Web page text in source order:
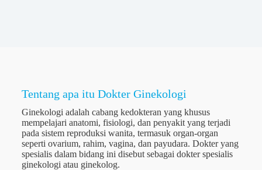
Tentang apa itu Dokter Ginekologi
Ginekologi adalah cabang kedokteran yang khusus
mempelajari anatomi, fisiologi, dan penyakit yang terjadi
pada sistem reproduksi wanita, termasuk organ-organ
seperti ovarium, rahim, vagina, dan payudara. Dokter yang
spesialis dalam bidang ini disebut sebagai dokter spesialis
ginekologi atau ginekolog.